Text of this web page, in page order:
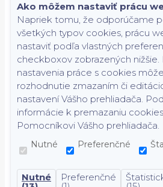
Ako môžem nastaviť prácu
Napriek tomu, že odporúčame
všetkých typov cookies, prácu
nastaviť podľa vlastných
checkboxov zobrazených nižšie.
nastavenia práce s cookies
rozhodnutie zmazaním či
nastavení Vášho prehliadača.
informácie k premazaniu
Pomocníkovi Vášho prehliadača.
Nutné Preferenčné
Nutné Preferenčné